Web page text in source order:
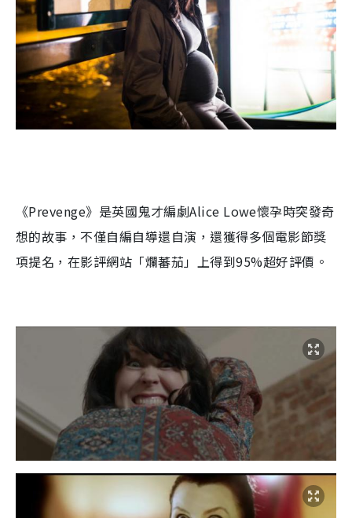
《Prevenge》是英國鬼才編劇Alice Lowe懷孕時突發奇
想的故事，不僅自編自導還自演，還獲得多個電影節獎
項提名，在影評網站「爛蕃茄」上得到95%超好評價。